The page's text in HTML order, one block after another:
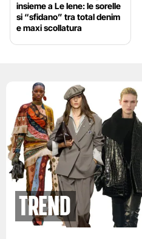
insieme a Le Iene: le sorelle
si “sfidano” tra total denim
e maxi scollatura
Trend